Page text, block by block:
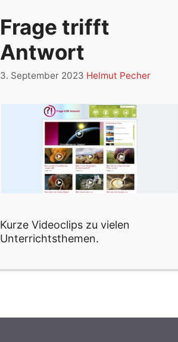
Frage trifft
Antwort
3. September 2023 Helmut Pecher
Kurze Videoclips zu vielen
Unterrichtsthemen.